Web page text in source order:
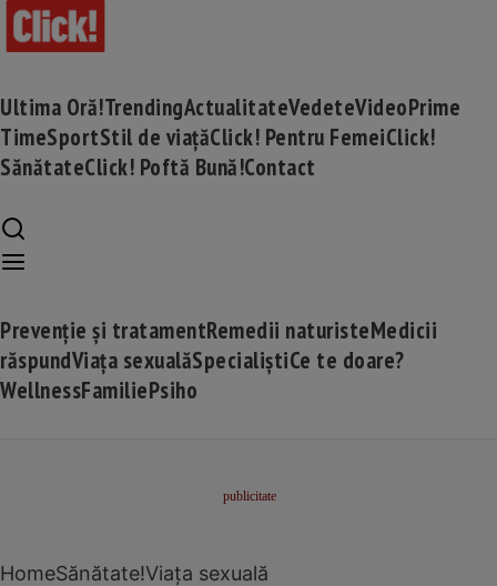
Ultima Oră!TrendingActualitateVedeteVideoPrime
TimeSportStil de viațăClick! Pentru FemeiClick!
SănătateClick! Poftă Bună!Contact
Prevenție și tratamentRemedii naturisteMedicii
răspundViața sexualăSpecialiștiCe te doare?
WellnessFamiliePsiho
HomeSănătate!Viața sexuală